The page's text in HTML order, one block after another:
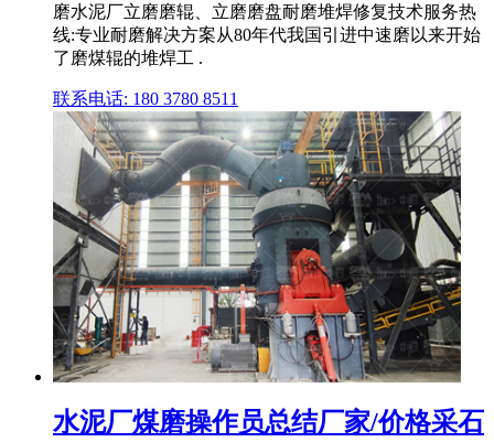
磨水泥厂立磨磨辊、立磨磨盘耐磨堆焊修复技术服务热
线:专业耐磨解决方案从80年代我国引进中速磨以来开始
了磨煤辊的堆焊工 .
联系电话: 180 3780 8511
水泥厂煤磨操作员总结厂家/价格采石